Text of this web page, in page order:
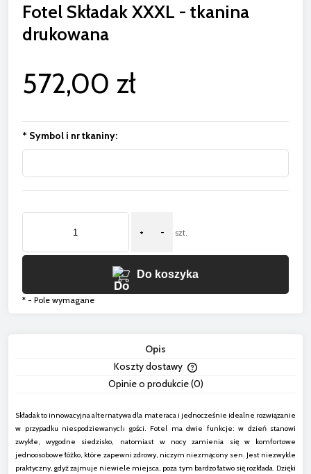
Fotel Składak XXXL - tkanina
drukowana
572,00 zł
* Symbol i nr tkaniny:
+ - szt.
Do koszyka
* - Pole wymagane
Opis
Koszty dostawy
Cena nie zawiera
Opinie o produkcie (0)
Składak to innowacyjna alternatywa dla materaca i jednocześnie idealne rozwiązanie
w przypadku niespodziewanych gości. Fotel ma dwie funkcje: w dzień stanowi
zwykłe, wygodne siedzisko, natomiast w nocy zamienia się w komfortowe
jednoosobowe łóżko, które zapewni zdrowy, niczym niezmącony sen. Jest niezwykle
praktyczny, gdyż zajmuje niewiele miejsca, poza tym bardzo łatwo się rozkłada. Dzięki